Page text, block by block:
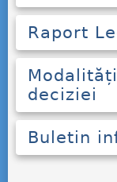
Raport
deciziei
Buletin